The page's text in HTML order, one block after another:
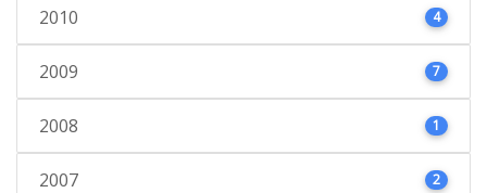
2010 4
2009 7
2008 1
2007 2